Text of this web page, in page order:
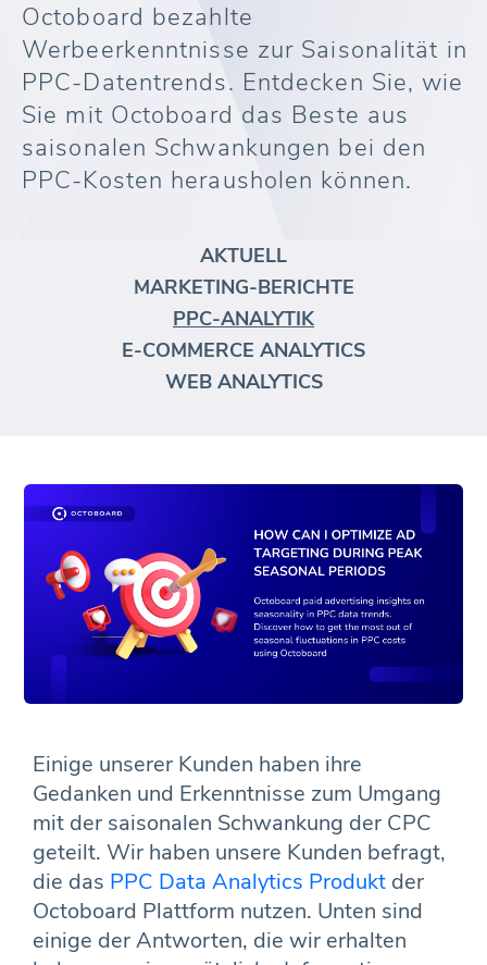
Octoboard bezahlte
Werbeerkenntnisse zur Saisonalität in
PPC-Datentrends. Entdecken Sie, wie
Sie mit Octoboard das Beste aus
saisonalen Schwankungen bei den
PPC-Kosten herausholen können.
AKTUELL
MARKETING-BERICHTE
PPC-ANALYTIK
E-COMMERCE ANALYTICS
WEB ANALYTICS
Einige unserer Kunden haben ihre
Gedanken und Erkenntnisse zum Umgang
mit der saisonalen Schwankung der CPC
geteilt. Wir haben unsere Kunden befragt,
die das PPC Data Analytics Produkt der
Octoboard Plattform nutzen. Unten sind
einige der Antworten, die wir erhalten